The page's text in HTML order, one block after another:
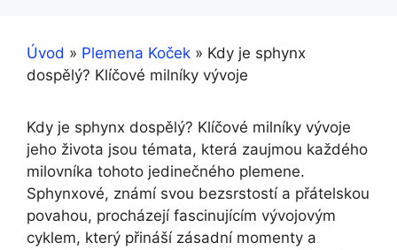
Úvod » Plemena Koček » Kdy je sphynx
dospělý? Klíčové milníky vývoje
Kdy je sphynx dospělý? Klíčové milníky vývoje
jeho života jsou témata, která zaujmou každého
milovníka tohoto jedinečného plemene.
Sphynxové, známí svou bezsrstostí a přátelskou
povahou, procházejí fascinujícím vývojovým
cyklem, který přináší zásadní momenty a